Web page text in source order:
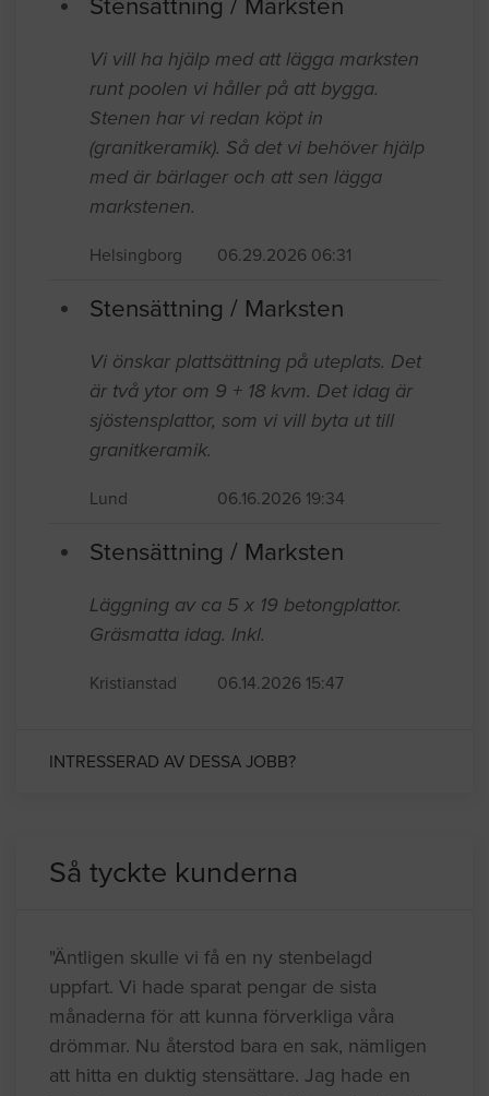
Vi vill ha hjälp med att lägga marksten
runt poolen vi håller på att bygga.
Stenen har vi redan köpt in
(granitkeramik). Så det vi behöver hjälp
med är bärlager och att sen lägga
markstenen.
Helsingborg 06.29.2026 06:31
Stensättning / Marksten
Vi önskar plattsättning på uteplats. Det
är två ytor om 9 + 18 kvm. Det idag är
sjöstensplattor, som vi vill byta ut till
granitkeramik.
Lund 06.16.2026 19:34
Stensättning / Marksten
Läggning av ca 5 x 19 betongplattor.
Gräsmatta idag. Inkl.
Kristianstad 06.14.2026 15:47
INTRESSERAD AV DESSA JOBB?
Så tyckte kunderna
"Äntligen skulle vi få en ny stenbelagd
uppfart. Vi hade sparat pengar de sista
månaderna för att kunna förverkliga våra
drömmar. Nu återstod bara en sak, nämligen
att hitta en duktig stensättare. Jag hade en